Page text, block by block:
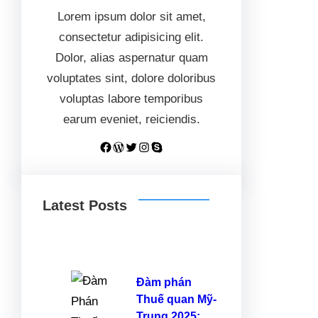
Lorem ipsum dolor sit amet,
consectetur adipisicing elit.
Dolor, alias aspernatur quam
voluptates sint, dolore doloribus
voluptas labore temporibus
earum eveniet, reiciendis.
Facebook WordPress Twitter Instagram Skype
Latest Posts
Đàm phán
Thuế quan Mỹ-